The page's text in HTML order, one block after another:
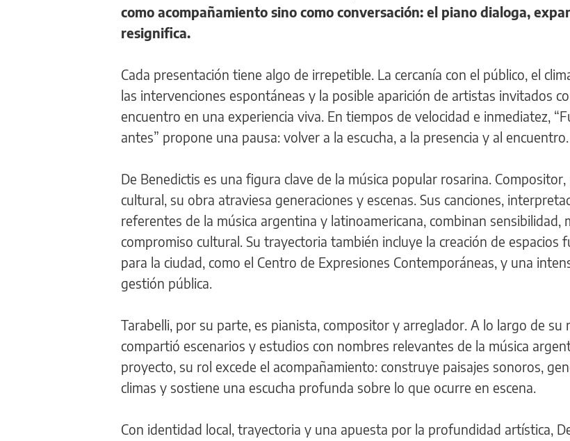
como acompañamiento sino como conversación: el piano dialoga,
resignifica.
Cada presentación tiene algo de irrepetible. La cercanía con el público, el
las intervenciones espontáneas y la posible aparición de artistas invitados
encuentro en una experiencia viva. En tiempos de velocidad e inmediatez,
antes” propone una pausa: volver a la escucha, a la presencia y al encuentro.
De Benedictis es una figura clave de la música popular rosarina.
cultural, su obra atraviesa generaciones y escenas. Sus canciones,
referentes de la música argentina y latinoamericana, combinan sensibilidad,
compromiso cultural. Su trayectoria también incluye la creación de espacios
para la ciudad, como el Centro de Expresiones Contemporáneas, y una
gestión pública.
Tarabelli, por su parte, es pianista, compositor y arreglador. A lo largo de su
compartió escenarios y estudios con nombres relevantes de la música
proyecto, su rol excede el acompañamiento: construye paisajes sonoros,
climas y sostiene una escucha profunda sobre lo que ocurre en escena.
Con identidad local, trayectoria y una apuesta por la profundidad artística,